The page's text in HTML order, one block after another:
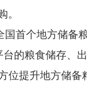
。
国首个地方储备
的粮食储存、
位提升地方储备